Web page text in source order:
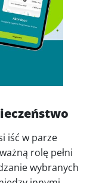
iść w parze
rolę pełni
wybranych